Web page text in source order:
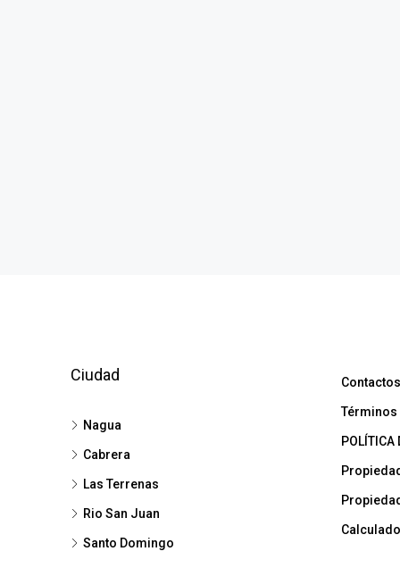
Ciudad
Nagua
Cabrera
Las Terrenas
Rio San Juan
Santo Domingo
Contactos
Términos
POLÍTICA